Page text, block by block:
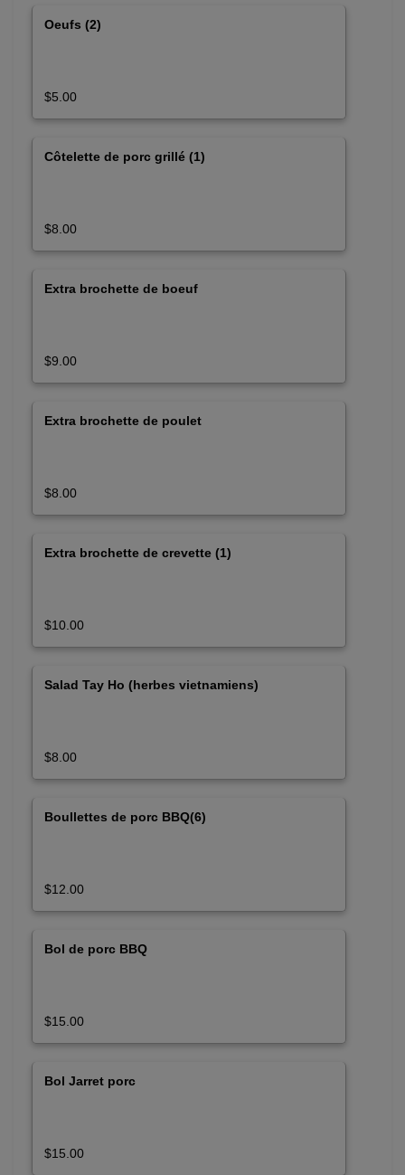
Oeufs (2)
$5.00
Côtelette de porc grillé (1)
$8.00
Extra brochette de boeuf
$9.00
Extra brochette de poulet
$8.00
Extra brochette de crevette (1)
$10.00
Salad Tay Ho (herbes vietnamiens)
$8.00
Boullettes de porc BBQ(6)
$12.00
Bol de porc BBQ
$15.00
Bol Jarret porc
$15.00